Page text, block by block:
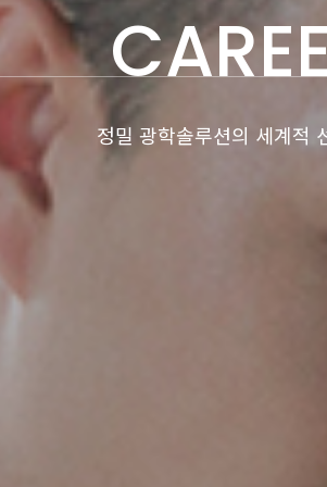
정밀 광학솔루션의 세계적